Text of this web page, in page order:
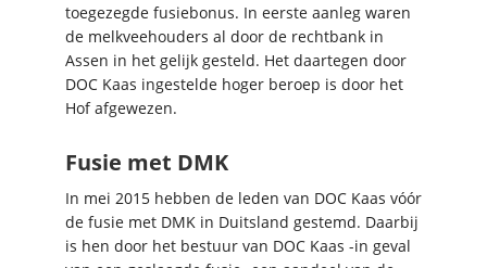
toegezegde fusiebonus. In eerste aanleg waren
de melkveehouders al door de rechtbank in
Assen in het gelijk gesteld. Het daartegen door
DOC Kaas ingestelde hoger beroep is door het
Hof afgewezen.
Fusie met DMK
In mei 2015 hebben de leden van DOC Kaas vóór
de fusie met DMK in Duitsland gestemd. Daarbij
is hen door het bestuur van DOC Kaas -in geval